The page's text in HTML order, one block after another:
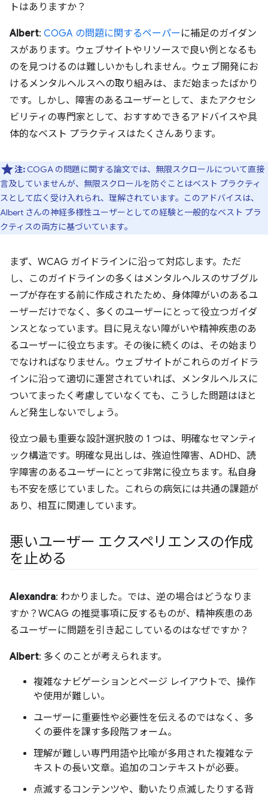
トはありますか？
Albert: COGA の問題に関するペーパー に補足のガイダン
スがあります。ウェブサイトやリソースで良い例となるも
のを見つけるのは難しいかもしれません。ウェブ開発にお
けるメンタルヘルスへの取り組みは、まだ始まったばかり
です。しかし、障害のあるユーザーとして、またアクセシ
ビリティの専門家として、おすすめできるアドバイスや具
体的なベスト プラクティスはたくさんあります。
注: COGA の問題に関する論文では、無限スクロールについて直接
言及していませんが、無限スクロールを防ぐことはベスト プラクティ
スとして広く受け入れられ、理解されています。このアドバイスは、
Albert さんの神経多様性ユーザーとしての経験と一般的なベスト プラ
クティスの両方に基づいています。
まず、WCAG ガイドラインに沿って対応します。ただ
し、このガイドラインの多くはメンタルヘルスのサブグル
ープが存在する前に作成されたため、身体障がいのあるユ
ーザーだけでなく、多くのユーザーにとって役立つガイダ
ンスとなっています。目に見えない障がいや精神疾患のあ
るユーザーに役立ちます。その後に続くのは、その始まり
でなければなりません。ウェブサイトがこれらのガイドラ
インに沿って適切に運営されていれば、メンタルヘルスに
ついてまったく考慮していなくても、こうした問題はほと
んど発生しないでしょう。
役立つ最も重要な設計選択肢の 1 つは、明確なセマンティ
ック構造です。明確な見出しは、強迫性障害、ADHD、読
字障害のあるユーザーにとって非常に役立ちます。私自身
も不安を感じていました。これらの病気には共通の課題が
あり、相互に関連しています。
悪いユーザー エクスペリエンスの作成
を止める
Alexandra: わかりました。では、逆の場合はどうなりま
すか？WCAG の推奨事項に反するものが、精神疾患のあ
るユーザーに問題を引き起こしているのはなぜですか？
Albert: 多くのことが考えられます。
複雑なナビゲーションとページ レイアウトで、操作
や使用が難しい。
ユーザーに重要性や必要性を伝えるのではなく、多
くの要件を課す多段階フォーム。
理解が難しい専門用語や比喩が多用された複雑なテ
キストの長い文章。追加のコンテキストが必要。
点滅するコンテンツや、動いたり点滅したりする背